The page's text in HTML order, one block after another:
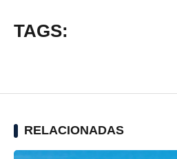
TAGS:
RELACIONADAS